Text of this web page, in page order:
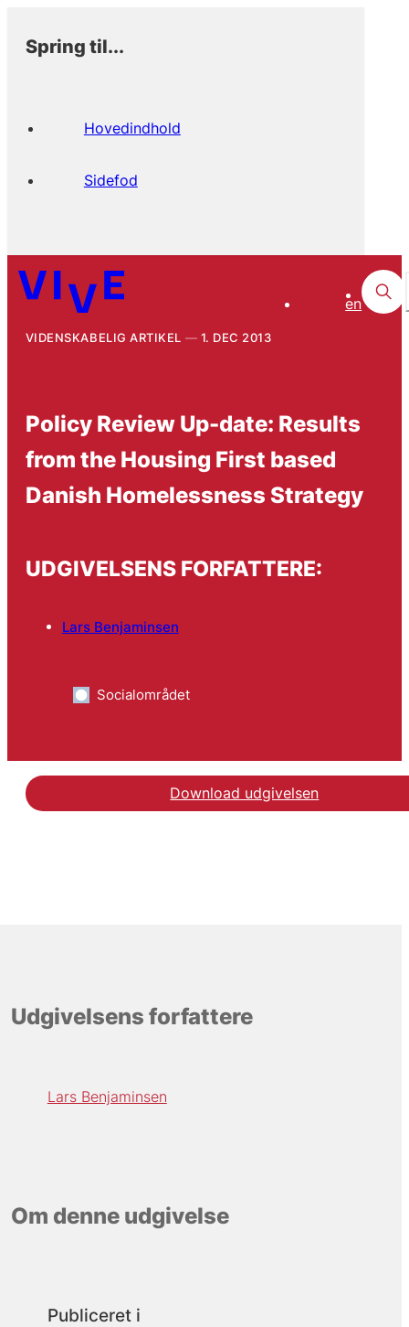
Spring til...
Hovedindhold
Sidefod
en
VIDENSKABELIG ARTIKEL 1. DEC 2013
Policy Review Up-date: Results
from the Housing First based
Danish Homelessness Strategy
UDGIVELSENS FORFATTERE:
Lars Benjaminsen
Socialområdet
Download udgivelsen
Udgivelsens forfattere
Lars Benjaminsen
Om denne udgivelse
Publiceret i